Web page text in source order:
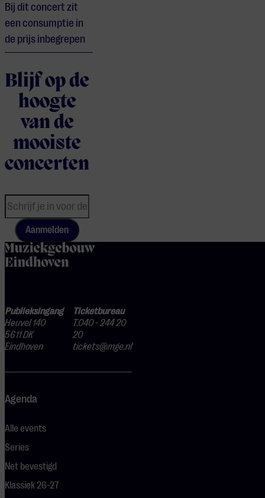
Bij dit concert zit
een consumptie in
de prijs inbegrepen
Blijf op de
hoogte
van de
mooiste
concerten
Aanmelden
Publieksingang
Heuvel 140
5611 DK
Eindhoven
Ticketbureau
T.040 - 244 20
20
tickets@mge.nl
Agenda
Alle events
Series
Net bevestigd
Klassiek 26-27